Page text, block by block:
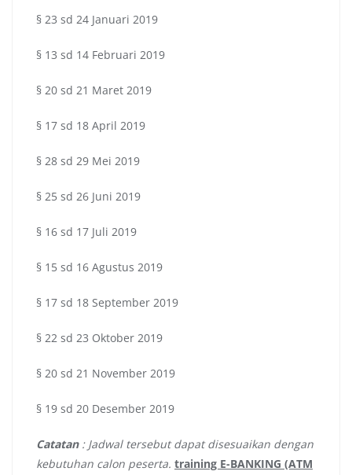
§ 23 sd 24 Januari 2019
§ 13 sd 14 Februari 2019
§ 20 sd 21 Maret 2019
§ 17 sd 18 April 2019
§ 28 sd 29 Mei 2019
§ 25 sd 26 Juni 2019
§ 16 sd 17 Juli 2019
§ 15 sd 16 Agustus 2019
§ 17 sd 18 September 2019
§ 22 sd 23 Oktober 2019
§ 20 sd 21 November 2019
§ 19 sd 20 Desember 2019
Catatan : Jadwal tersebut dapat disesuaikan dengan
kebutuhan calon peserta. training E-BANKING (ATM